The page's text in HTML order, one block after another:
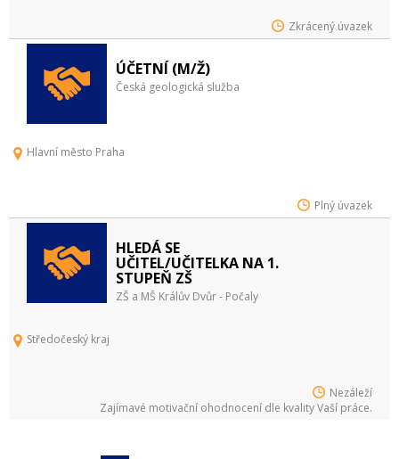
Zkrácený úvazek
ÚČETNÍ (M/Ž)
Česká geologická služba
Hlavní město Praha
Plný úvazek
HLEDÁ SE
UČITEL/UČITELKA NA 1.
STUPEŇ ZŠ
ZŠ a MŠ Králův Dvůr - Počaly
Středočeský kraj
Nezáleží
Zajímavé motivační ohodnocení dle kvality Vaší práce.